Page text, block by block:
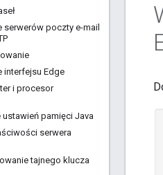
serwerów poczty e-mail
interfejsu Edge
i procesor
pamięci Java
serwera
tajnego klucza